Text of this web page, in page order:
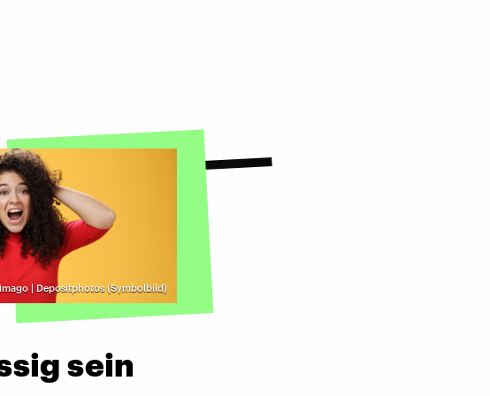
imago | Depositphotos (Symbolbild)
sein